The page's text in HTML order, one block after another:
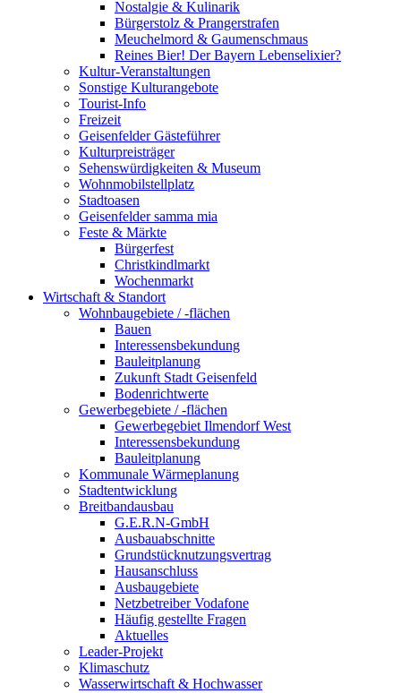
Nostalgie & Kulinarik
Bürgerstolz & Prangerstrafen
Meuchelmord & Gaumenschmaus
Reines Bier! Der Bayern Lebenselixier?
Kultur-Veranstaltungen
Sonstige Kulturangebote
Tourist-Info
Freizeit
Geisenfelder Gästeführer
Kulturpreisträger
Sehenswürdigkeiten & Museum
Wohnmobilstellplatz
Stadtoasen
Geisenfelder samma mia
Feste & Märkte
Bürgerfest
Christkindlmarkt
Wochenmarkt
Wirtschaft & Standort
Wohnbaugebiete / -flächen
Bauen
Interessensbekundung
Bauleitplanung
Zukunft Stadt Geisenfeld
Bodenrichtwerte
Gewerbegebiete / -flächen
Gewerbegebiet Ilmendorf West
Interessensbekundung
Bauleitplanung
Kommunale Wärmeplanung
Stadtentwicklung
Breitbandausbau
G.E.R.N-GmbH
Ausbauabschnitte
Grundstücknutzungsvertrag
Hausanschluss
Ausbaugebiete
Netzbetreiber Vodafone
Häufig gestellte Fragen
Aktuelles
Leader-Projekt
Klimaschutz
Wasserwirtschaft & Hochwasser